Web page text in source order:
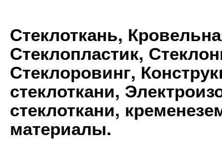
Стеклоткань,
Стеклопластик,
Стеклоровинг,
стеклоткани,
стеклоткани,
материалы.